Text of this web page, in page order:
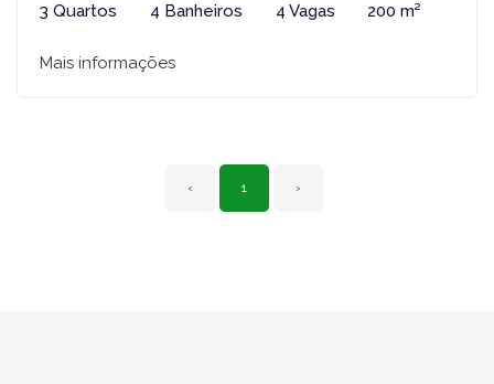
3 Quartos 4 Banheiros 4 Vagas 200 m²
Mais informações
‹ 1 ›